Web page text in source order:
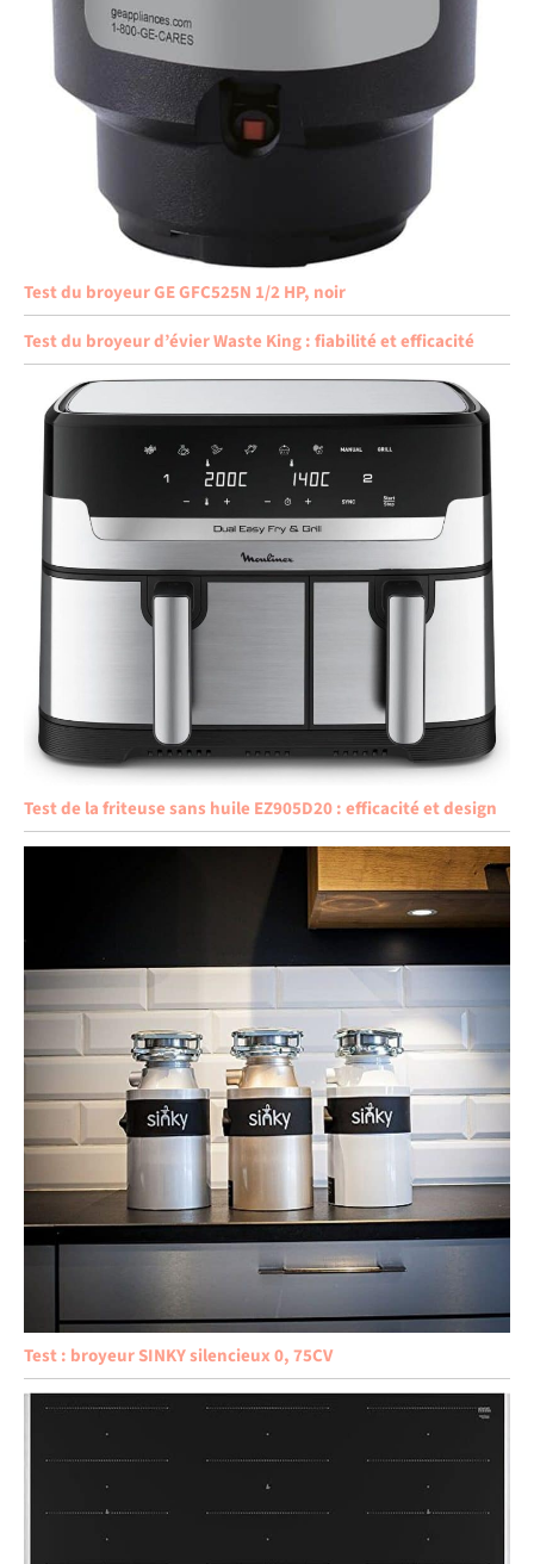
Test du broyeur GE GFC525N 1/2 HP, noir
Test du broyeur d’évier Waste King : fiabilité et efficacité
Test de la friteuse sans huile EZ905D20 : efficacité et design
Test : broyeur SINKY silencieux 0, 75CV